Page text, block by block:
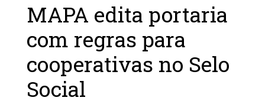
MAPA edita portaria
com regras para
cooperativas no Selo
Social